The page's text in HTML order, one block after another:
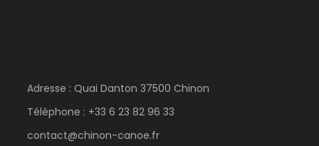
Adresse : Quai Danton 37500 Chinon
Téléphone : +33 6 23 82 96 33
contact@chinon-canoe.fr